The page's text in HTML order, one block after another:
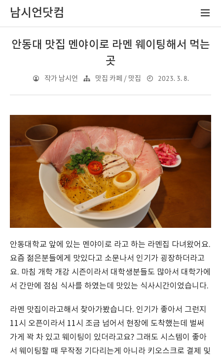
남시언닷컴
안동대 맛집 멘야이로 라멘 웨이팅해서 먹는
곳
작가 남시언 맛집 카페 / 맛집 2023. 3. 8.
안동대학교 앞에 있는 멘야이로 라고 하는 라멘집 다녀왔어요.
요즘 젊은분들에게 맛있다고 소문나서 인기가 굉장하더라고
요. 마침 개학 개강 시즌이라서 대학생분들도 많아서 대학가에
서 간만에 점심 식사를 하였는데 맛있는 식사시간이었습니다.
라멘 맛집이라고해서 찾아가봤습니다. 인기가 좋아서 그런지
11시 오픈이라서 11시 조금 넘어서 현장에 도착했는데 벌써
가게 꽉 차 있고 웨이팅이 있더라고요? 그래도 시스템이 좋아
서 웨이팅할 때 무작정 기다리는게 아니라 키오스크로 결제 및